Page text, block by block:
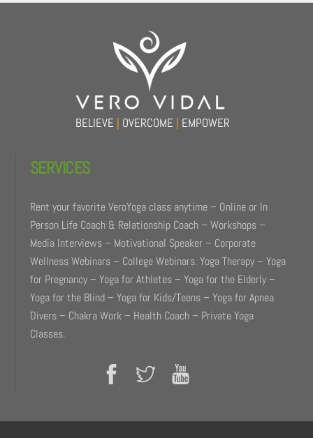
BELIEVE | OVERCOME | EMPOWER
SERVICES
Rent your favorite VeroYoga class anytime – Online or In
Person Life Coach & Relationship Coach – Workshops –
Media Interviews – Motivational Speaker – Corporate
Wellness Webinars – College Webinars. Yoga Therapy – Yoga
for Pregnancy – Yoga for Athletes – Yoga for the Elderly –
Yoga for the Blind – Yoga for Kids/Teens – Yoga for Apnea
Divers – Chakra Work – Health Coach – Private Yoga
Classes.